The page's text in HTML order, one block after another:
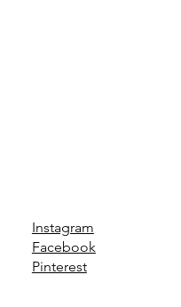
Instagram
Facebook
Pinterest